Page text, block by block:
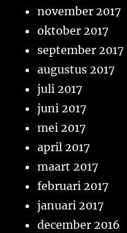
november 2017
oktober 2017
september 2017
augustus 2017
juli 2017
juni 2017
mei 2017
april 2017
maart 2017
februari 2017
januari 2017
december 2016